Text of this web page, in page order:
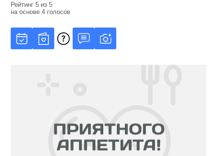
Рейтинг5 из5
на основе4 голосов